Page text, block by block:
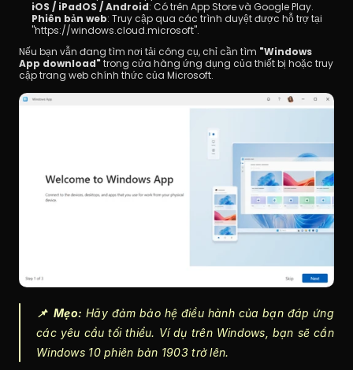
iOS / iPadOS / Android: Có trên App Store và Google Play.
Phiên bản web: Truy cập qua các trình duyệt được hỗ trợ tại
"https://windows.cloud.microsoft".
Nếu bạn vẫn đang tìm nơi tải công cụ, chỉ cần tìm "Windows
App download" trong cửa hàng ứng dụng của thiết bị hoặc truy
cập trang web chính thức của Microsoft.
📌  Mẹo: Hãy đảm bảo hệ điều hành của bạn đáp ứng
các yêu cầu tối thiểu. Ví dụ trên Windows, bạn sẽ cần
Windows 10 phiên bản 1903 trở lên.